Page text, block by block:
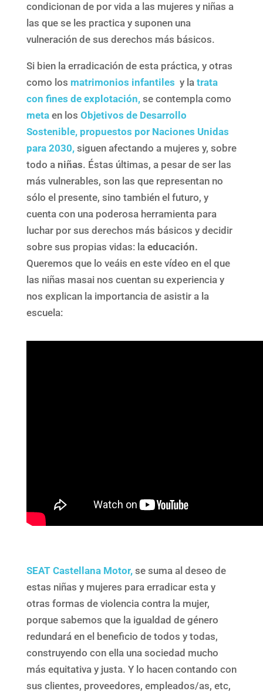
condicionan de por vida a las mujeres y niñas a
las que se les practica y suponen una
vulneración de sus derechos más básicos.
Si bien la erradicación de esta práctica, y otras
como los matrimonios infantiles y la trata
con fines de explotación,se contempla como
metaen los Objetivos de Desarrollo
Sostenible, propuestos por Naciones Unidas
para 2030,siguen afectando a mujeres y, sobre
todo a niñas. Éstas últimas, a pesar de ser las
más vulnerables, son las que representan no
sólo el presente, sino también el futuro, y
cuenta con una poderosa herramienta para
luchar por sus derechos más básicos y decidir
sobre sus propias vidas: la educación.
Queremos que lo veáis en este vídeo en el que
las niñas masai nos cuentan su experiencia y
nos explican la importancia de asistir a la
escuela:
SEAT Castellana Motor,se suma al deseo de
estas niñas y mujeres para erradicar esta y
otras formas de violencia contra la mujer,
porque sabemos que la igualdad de género
redundará en el beneficio de todos y todas,
construyendo con ella una sociedad mucho
más equitativa y justa. Y lo hacen contando con
sus clientes, proveedores, empleados/as, etc,